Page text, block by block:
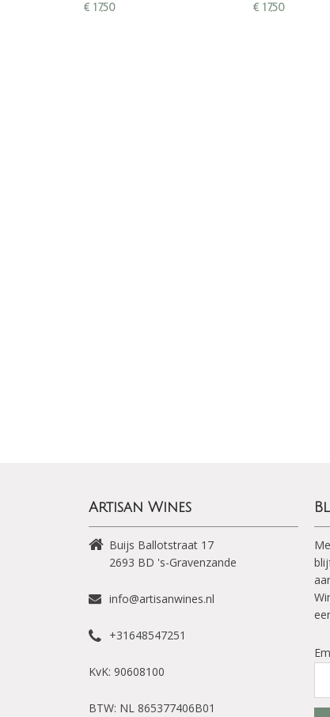
€ 17,50 €17,50
Artisan Wines
Buijs Ballotstraat 17
2693 BD 's-Gravenzande
info@artisanwines.nl
+31648547251
KvK: 90608100
BTW: NL 865377406B01